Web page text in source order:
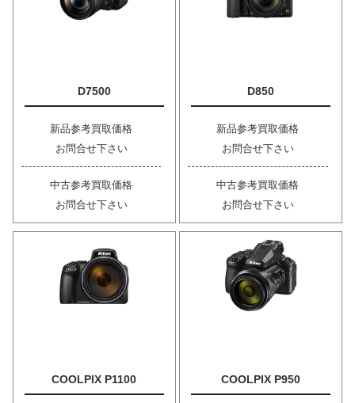
D7500
新品参考買取価格
お問合せ下さい
中古参考買取価格
お問合せ下さい
D850
新品参考買取価格
お問合せ下さい
中古参考買取価格
お問合せ下さい
COOLPIX P1100 COOLPIX P950